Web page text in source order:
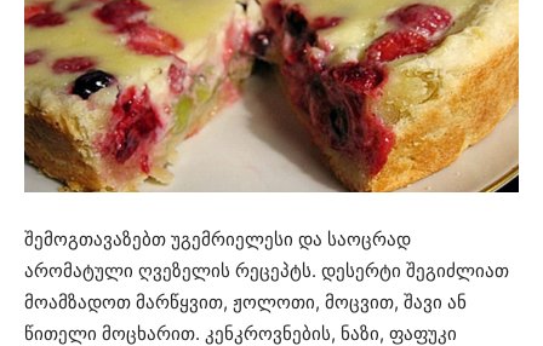
შემოგთავაზებთ უგემრიელესი და საოცრად
არომატული ღვეზელის რეცეპტს. დესერტი შეგიძლიათ
მოამზადოთ მარწყვით, ჟოლოთი, მოცვით, შავი ან
წითელი მოცხარით. კენკროვნების, ნაზი, ფაფუკი